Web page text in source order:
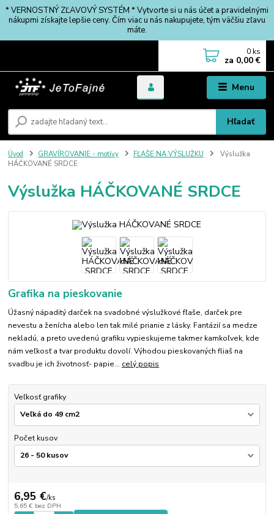
* VERNOSTNÝ ZĽAVOVÝ SYSTÉM * Vytvorte si u nás účet a pravidelnými
nákupmi získajte lepšie ceny. Čím viac u nás nakupujete, tým väčšiu zľavu
máte.
Menu
Hľadať
0 ks
za 0,00 €
Úvod GRAVÍROVANIE - motívy FĽAŠE NA VÝSLUŽKU
Výslužka
HÁČKOVANÉ SRDCE
Výslužka HÁČKOVANÉ SRDCE
Grafika na pieskovanie
Úžasný nápaditý darček na svadobné výslužkové fľaše, darček pre
nevestu a ženícha alebo len tak milé prianie z lásky. Fantázií sa medze
nekladú, a preto uvedenú grafiku vypieskujeme takmer kamkoľvek, kde
nám veľkosť a tvar produktu dovolí. Výhodou pieskovaných fliaš na
svadbu je ich životnosť- papie... celý popis
Veľkosť grafiky
Počet kusov
6,95 €/ks
5,65 € bez DPH